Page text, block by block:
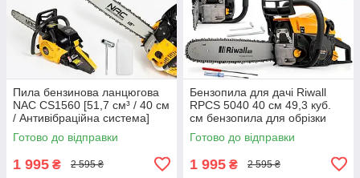
Пила бензинова ланцюгова
NAC CS1560 [51,7 см³ / 40 см
/ Антивібраційна система]
Готово до відправки
1 995 ₴ 2 595 ₴
Бензопила для дачі Riwall
RPCS 5040 40 см 49,3 куб.
см бензопила для обрізки
гілок
Готово до відправки
1 995 ₴ 2 595 ₴